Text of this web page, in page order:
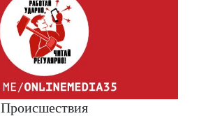
Происшествия